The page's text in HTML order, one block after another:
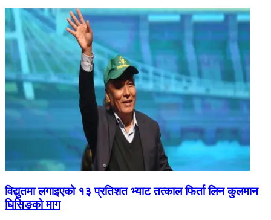
विद्युतमा लगाइएको १३ प्रतिशत भ्याट तत्काल फिर्ता लिन कुलमान
घिसिङको माग